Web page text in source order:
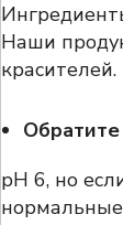
Наши
красителей.
рН 6, но